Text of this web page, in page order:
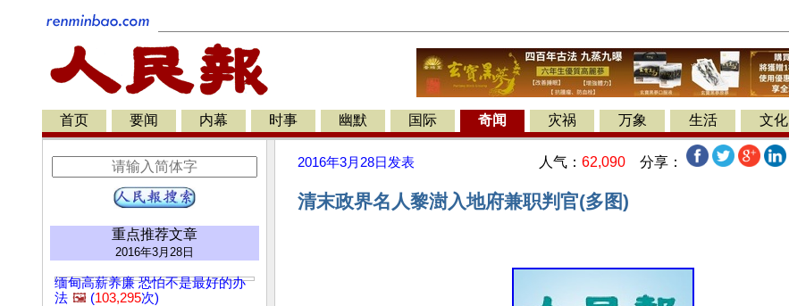
首页 要闻 内幕 时事 幽默 国际 奇闻 灾祸 万象 生活 文化
重点推荐文章
2016年3月28日
缅甸高薪养廉 恐怕不是最好的办
法 🖼️ (103,295次)
2016年3月28日 发表 人气： 62,090 分享：
清末政界名人黎澍入地府兼职判官(多图)